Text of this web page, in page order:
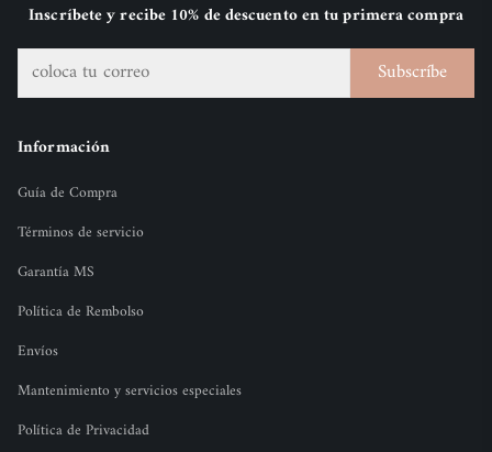
Inscríbete y recibe 10% de descuento en tu primera compra
Subscríbe
Información
Guía de Compra
Términos de servicio
Garantía MS
Política de Rembolso
Envíos
Mantenimiento y servicios especiales
Política de Privacidad